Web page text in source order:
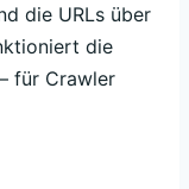
die URLs über
die
für Crawler